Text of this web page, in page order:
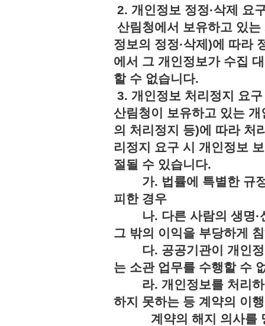
2. 개인정보 정정·삭제 요
산림청에서 보유하고 있
정보의 정정·삭제)에 따라
에서 그 개인정보가 수집
할 수 없습니다.
3. 개인정보 처리정지 요구
산림청이 보유하고 있는
의 처리정지 등)에 따라 처
리정지 요구 시 개인정보
절될 수 있습니다.
가. 법률에 특별한 규정
피한 경우
나. 다른 사람의 생명·
그 밖의 이익을 부당하게
다. 공공기관이 개인정
는 소관 업무를 수행할 수
라. 개인정보를 처리하
하지 못하는 등 계약의 이
계약의 해지 의사를 명